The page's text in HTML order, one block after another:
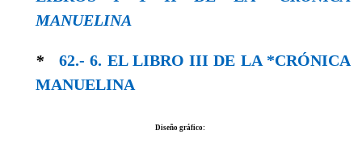
MANUELINA
* 62.- 6. EL LIBRO III DE LA *CRÓNICA
MANUELINA
Diseño gráfico: